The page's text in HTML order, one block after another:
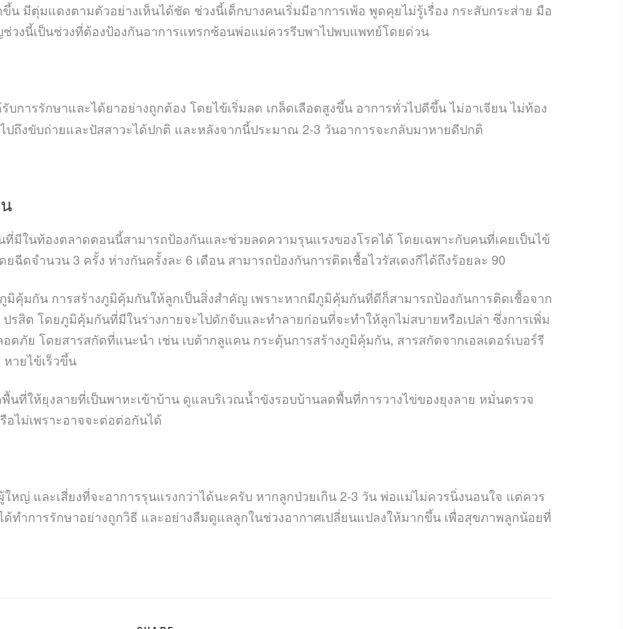
น มีตุ่มแดงตามตัวอย่างเห็นได้ชัด ช่วงนี้เด็กบางคนเริ่มมีอาการเพ้อ พูดคุยไม่รู้เรื่อง กระสับกระส่าย มือ
วงนี้เป็นช่วงที่ต้องป้องกันอาการแทรกซ้อนพ่อแม่ควรรีบพาไปพบแพทย์โดยด่วน
การรักษาและได้ยาอย่างถูกต้อง โดยไข้เริ่มลด เกล็ดเลือดสูงขึ้น อาการทั่วไปดีขึ้น ไม่อาเจียน ไม่ท้อง
ถึงขับถ่ายและปัสสาวะได้ปกติ และหลังจากนี้ประมาณ 2-3 วันอาการจะกลับมาหายดีปกติ
มีในท้องตลาดตอนนี้สามารถป้องกันและช่วยลดความรุนแรงของโรคได้ โดยเฉพาะกับคนที่เคยเป็นไข้
ฉีดจำนวน 3 ครั้ง ห่างกันครั้งละ 6 เดือน สามารถป้องกันการติดเชื้อไวรัสเดงกีได้ถึงร้อยละ 90
มิคุ้มกัน การสร้างภูมิคุ้มกันให้ลูกเป็นสิ่งสำคัญ เพราะหากมีภูมิคุ้มกันที่ดีก็สามารถป้องกันการติดเชื้อจาก
รสิต โดยภูมิคุ้มกันที่มีในร่างกายจะไปดักจับและทำลายก่อนที่จะทำให้ลูกไม่สบายหรือเปล่า ซึ่งการเพิ่ม
ภัย โดยสารสกัดที่แนะนำ เช่น เบต้ากลูแคน กระตุ้นการสร้างภูมิคุ้มกัน, สารสกัดจากเอลเดอร์เบอร์รี
ายไข้เร็วขึ้น
ที่ให้ยุงลายที่เป็นพาหะเข้าบ้าน ดูแลบริเวณน้ำขังรอบบ้านลดพื้นที่การวางไข่ของยุงลาย หมั่นตรวจ
อไม่เพราะอาจจะต่อต่อกันได้
ใหญ่ และเสี่ยงที่จะอาการรุนแรงกว่าได้นะครับ หากลูกป่วยเกิน 2-3 วัน พ่อแม่ไม่ควรนิ่งนอนใจ แต่ควร
ทำการรักษาอย่างถูกวิธี และอย่างลืมดูแลลูกในช่วงอากาศเปลี่ยนแปลงให้มากขึ้น เพื่อสุขภาพลูกน้อยที่